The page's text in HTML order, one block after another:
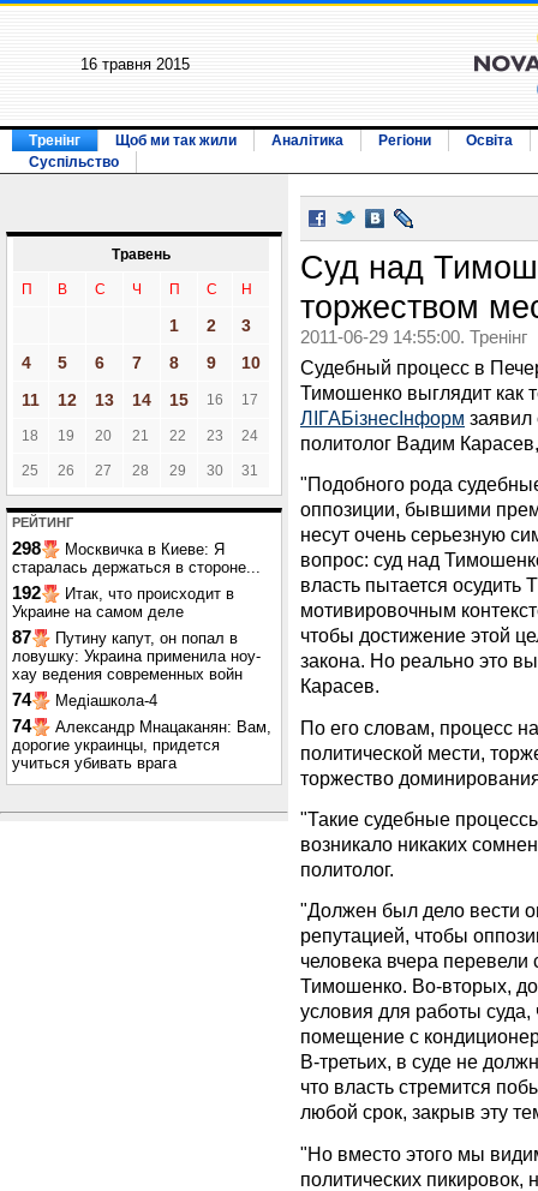
16 травня 2015
Тренінг Щоб ми так жили Аналітика Регіони
Освіта
Суспільство
Травень
П В С Ч П С Н
1 2
3
4
5 6 7 8 9
10
11
12 13 14 15 16 17
18 19 20 21 22 23 24
25 26 27 28 29 30 31
РЕЙТИНГ
298
Москвичка в Киеве: Я
старалась держаться в стороне...
192
Итак, что происходит в
Украине на самом деле
87
Путину капут, он попал в
ловушку: Украина применила ноу-
хау ведения современных войн
74 Медіашкола-4
74
Александр Мнацаканян: Вам,
дорогие украинцы, придется
учиться убивать врага
Суд над
торжеством
2011-06-29 14:55:00. Тренінг
Судебный процесс в
Тимошенко выглядит как
ЛІГАБізнесІнформ заявил
политолог Вадим
"Подобного рода
оппозиции, бывшими
несут очень серьезную
вопрос: суд над
власть пытается осудить
мотивировочным
чтобы достижение этой
закона. Но реально это
Карасев.
По его словам, процесс
политической мести,
торжество
"Такие судебные
возникало никаких
политолог.
"Должен был дело вести
репутацией, чтобы
человека вчера
Тимошенко. Во-вторых,
условия для работы
помещение с
В-третьих, в суде не
что власть стремится
любой срок, закрыв эту
"Но вместо этого мы
политических пикировок,